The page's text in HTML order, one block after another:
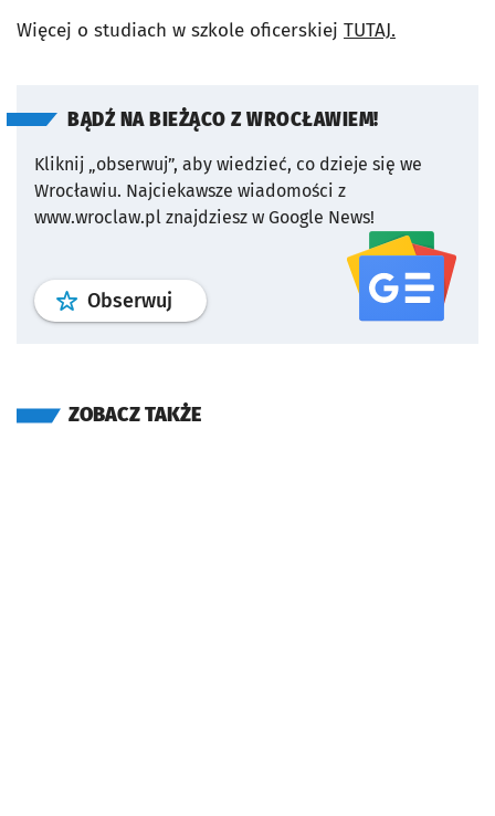
Więcej o studiach w szkole oficerskiej TUTAJ.
BĄDŹ NA BIEŻĄCO Z WROCŁAWIEM!
Kliknij „obserwuj”, aby wiedzieć, co dzieje się we
Wrocławiu. Najciekawsze wiadomości z
www.wroclaw.pl znajdziesz w Google News!
Obserwuj profil serwisu
ZOBACZ TAKŻE